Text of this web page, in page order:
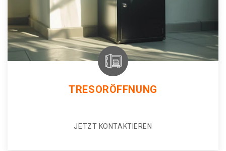
TRESORÖFFNUNG
JETZT KONTAKTIEREN